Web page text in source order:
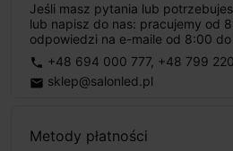
Jeśli masz pytania lub
lub napisz do nas: pracujemy od
odpowiedzi na e-maile od 8:00
phone +48 694 000 777, +48 799
email sklep@salonled.pl
Metody płatności